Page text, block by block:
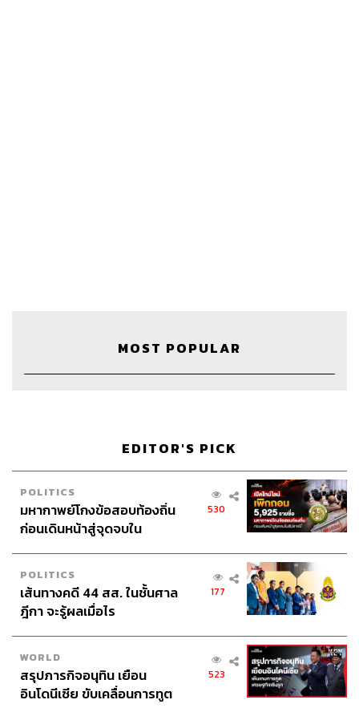
Credits
นครินทร์ วนกิจไพบูลย์
Managerปวริศา ตั้งตุลานนท์
Assistantศิลา รัตนวลีวงศ์
Project Coordinator
Producerนภัสสร กะสินัง
Content Creators
ชาคร ฉายเพชร, ธนภาคย์ อิทธิชัยพล,
ภัทรสุดา บุญญศรี, อาภาภัทร อารยางกูร, ณัชพล เนตรมหา
กุล
MOST POPULAR
EDITOR'S PICK
POLITICS
มหากาพย์โกงข้อสอบท้องถิ่น
ก่อนเดินหน้าสู่จุดจบใน
530
POLITICS
เส้นทางคดี 44 สส. ในชั้นศาล
ฎีกา จะรู้ผลเมื่อไร
177
WORLD
สรุปภารกิจอนุทิน เยือน
อินโดนีเซีย ขับเคลื่อนการทูต
523